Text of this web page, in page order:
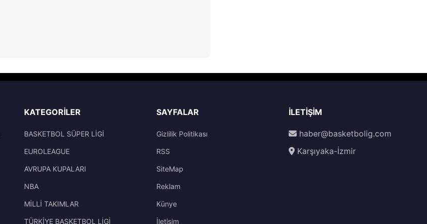
KATEGORILER
BASKETBOL SÜPER LİGİ
EUROLEAGUE
AVRUPA KUPALARI
NBA
MİLLİ TAKIMLAR
TÜRKİYE BASKETBOL LİGİ
SAYFALAR
Gizlilik Politikası
RSS
SiteMap
Reklam
Künye
İletisim
İLETIŞIM
haber@basketbolig.com
Karşıyaka-İzmir